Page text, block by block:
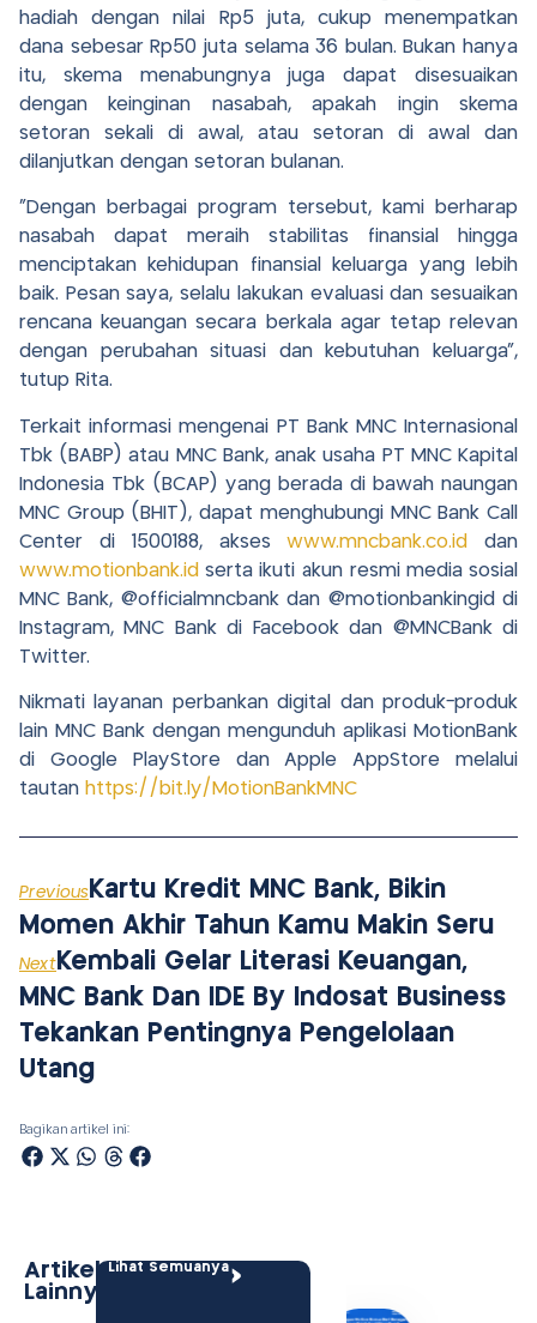
hadiah dengan nilai Rp5 juta, cukup menempatkan
dana sebesar Rp50 juta selama 36 bulan. Bukan hanya
itu, skema menabungnya juga dapat disesuaikan
dengan keinginan nasabah, apakah ingin skema
setoran sekali di awal, atau setoran di awal dan
dilanjutkan dengan setoran bulanan.
“Dengan berbagai program tersebut, kami berharap
nasabah dapat meraih stabilitas finansial hingga
menciptakan kehidupan finansial keluarga yang lebih
baik. Pesan saya, selalu lakukan evaluasi dan sesuaikan
rencana keuangan secara berkala agar tetap relevan
dengan perubahan situasi dan kebutuhan keluarga”,
tutup Rita.
Terkait informasi mengenai PT Bank MNC Internasional
Tbk (BABP) atau MNC Bank, anak usaha PT MNC Kapital
Indonesia Tbk (BCAP) yang berada di bawah naungan
MNC Group (BHIT), dapat menghubungi MNC Bank Call
Center di 1500188, akseswww.mncbank.co.id
dan
www.motionbank.id serta ikuti akun resmi media sosial
MNC Bank, @officialmncbank dan @motionbankingid di
Instagram, MNC Bank di Facebook dan @MNCBank di
Twitter.
Nikmati layanan perbankan digital dan produk-produk
lain MNC Bank dengan mengunduh aplikasi MotionBank
di Google PlayStore dan Apple AppStore melalui
tautan https://bit.ly/MotionBankMNC
Previous Kartu Kredit MNC Bank, Bikin
Momen Akhir Tahun Kamu Makin Seru
Next Kembali Gelar Literasi Keuangan,
MNC Bank Dan IDE By Indosat Business
Tekankan Pentingnya Pengelolaan
Utang
Bagikan artikel ini:
Artikel
Lainnya
Lihat Semuanya